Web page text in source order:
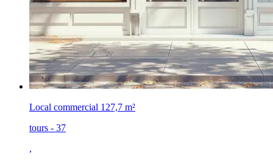
Local commercial 127,7 m²
tours - 37
,